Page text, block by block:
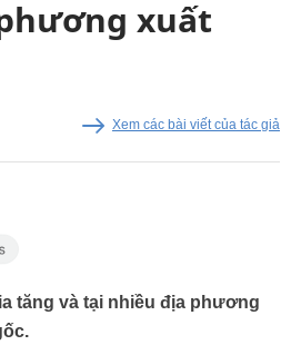
xuất
Xem các bài viết của tác giả
tăng và tại nhiều địa phương